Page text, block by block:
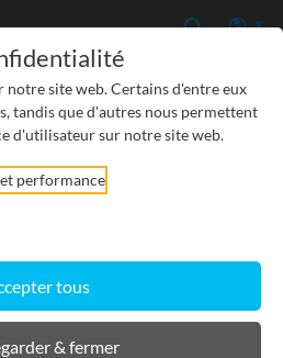
notre site web. Certains d'entre eux
tandis que d'autres nous permettent
d'utilisateur sur notre site web.
performance
tous
& fermer